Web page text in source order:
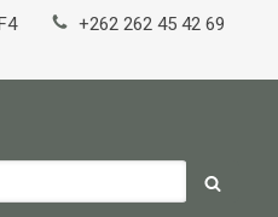
+262 262 45 42 69